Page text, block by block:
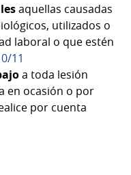
aquellas causadas
utilizados o
laboral o que estén
11
a toda lesión
en ocasión o por
por cuenta